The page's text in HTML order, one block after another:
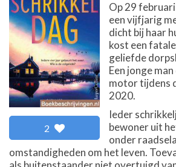
2
Op 29
een vijfjarig
dicht bij haar
kost een
geliefde
Een jonge
motor tijdens
2020.
Ieder
bewoner uit
onder
omstandigheden om het leven.